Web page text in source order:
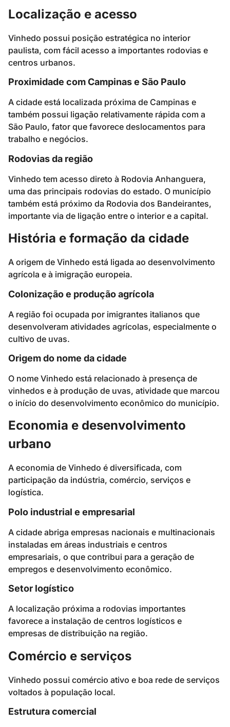
Localização e acesso
Vinhedo possui posição estratégica no interior
paulista, com fácil acesso a importantes rodovias e
centros urbanos.
Proximidade com Campinas e São Paulo
A cidade está localizada próxima de Campinas e
também possui ligação relativamente rápida com a
São Paulo, fator que favorece deslocamentos para
trabalho e negócios.
Rodovias da região
Vinhedo tem acesso direto à Rodovia Anhanguera,
uma das principais rodovias do estado. O município
também está próximo da Rodovia dos Bandeirantes,
importante via de ligação entre o interior e a capital.
História e formação da cidade
A origem de Vinhedo está ligada ao desenvolvimento
agrícola e à imigração europeia.
Colonização e produção agrícola
A região foi ocupada por imigrantes italianos que
desenvolveram atividades agrícolas, especialmente o
cultivo de uvas.
Origem do nome da cidade
O nome Vinhedo está relacionado à presença de
vinhedos e à produção de uvas, atividade que marcou
o início do desenvolvimento econômico do município.
Economia e desenvolvimento
urbano
A economia de Vinhedo é diversificada, com
participação da indústria, comércio, serviços e
logística.
Polo industrial e empresarial
A cidade abriga empresas nacionais e multinacionais
instaladas em áreas industriais e centros
empresariais, o que contribui para a geração de
empregos e desenvolvimento econômico.
Setor logístico
A localização próxima a rodovias importantes
favorece a instalação de centros logísticos e
empresas de distribuição na região.
Comércio e serviços
Vinhedo possui comércio ativo e boa rede de serviços
voltados à população local.
Estrutura comercial